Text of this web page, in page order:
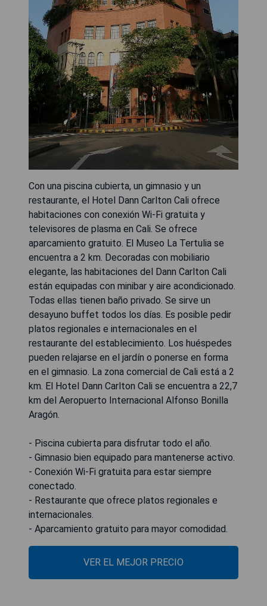
Con una piscina cubierta, un gimnasio y un
restaurante, el Hotel Dann Carlton Cali ofrece
habitaciones con conexión Wi-Fi gratuita y
televisores de plasma en Cali. Se ofrece
aparcamiento gratuito. El Museo La Tertulia se
encuentra a 2 km. Decoradas con mobiliario
elegante, las habitaciones del Dann Carlton Cali
están equipadas con minibar y aire acondicionado.
Todas ellas tienen baño privado. Se sirve un
desayuno buffet todos los días. Es posible pedir
platos regionales e internacionales en el
restaurante del establecimiento. Los huéspedes
pueden relajarse en el jardín o ponerse en forma
en el gimnasio. La zona comercial de Cali está a 2
km. El Hotel Dann Carlton Cali se encuentra a 22,7
km del Aeropuerto Internacional Alfonso Bonilla
Aragón.
- Piscina cubierta para disfrutar todo el año.
- Gimnasio bien equipado para mantenerse activo.
- Conexión Wi-Fi gratuita para estar siempre
conectado.
- Restaurante que ofrece platos regionales e
internacionales.
- Aparcamiento gratuito para mayor comodidad.
VER EL MEJOR PRECIO